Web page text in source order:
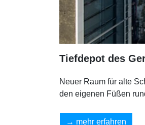
Tiefdepot des
Neuer Raum für alte
den eigenen Füßen
mehr erfahren